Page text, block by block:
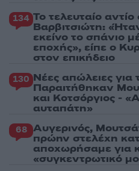
134 Το τελευταίο
Βαρβιτσιώτη:
εκείνο το σπάνιο
εποχής», είπε ο
στον επικήδειο
130 Νέες απώλειες για
Παραιτήθηκαν
και Κοτσόργιος -
αυταπάτη»
68 Αυγερινός,
πρώην στελέχη
αποχωρήσαμε για
«συγκεντρωτικό